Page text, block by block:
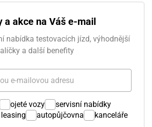
a akce na Váš e-mail
nabídka testovacích jízd, výhodnější
a další benefity
ojeté vozy
servisní nabídky
autopůjčovna
kanceláře